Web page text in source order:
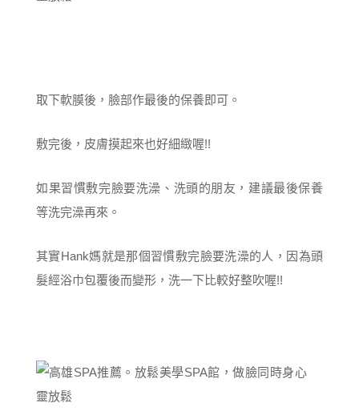
取下軟膜後，臉部作最後的保養即可。
敷完後，皮膚摸起來也好細緻喔!!
如果習慣敷完臉要洗澡、洗頭的朋友，建議最後保養
等洗完澡再來。
其實Hank媽就是那個習慣敷完臉要洗澡的人，因為頭
髮經浴巾包覆後而變形，洗一下比較好整吹喔!!